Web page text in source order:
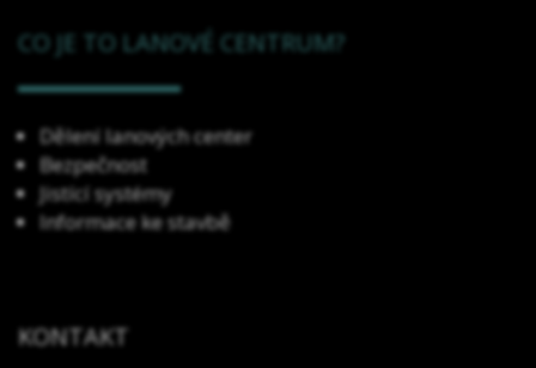
CO JE TO LANOVÉ CENTRUM?
Dělení lanových center
Bezpečnost
Jistící systémy
Informace ke stavbě
KONTAKT